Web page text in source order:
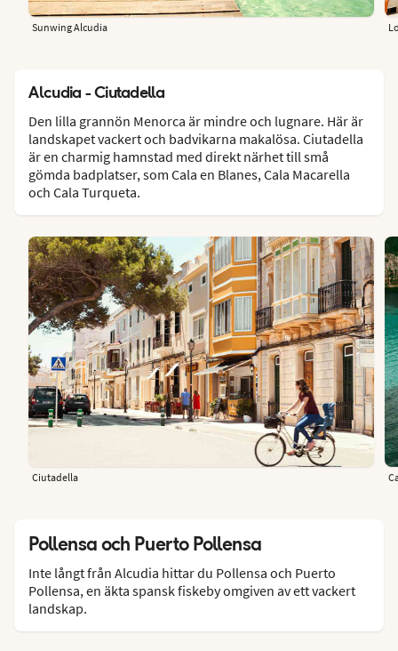
Sunwing Alcudia
Alcudia - Ciutadella
Den lilla grannön Menorca är mindre och lugnare. Här är
landskapet vackert och badvikarna makalösa. Ciutadella
är en charmig hamnstad med direkt närhet till små
gömda badplatser, som Cala en Blanes, Cala Macarella
och Cala Turqueta.
Ciutadella
Pollensa och Puerto Pollensa
Inte långt från Alcudia hittar du Pollensa och Puerto
Pollensa, en äkta spansk fiskeby omgiven av ett vackert
landskap.